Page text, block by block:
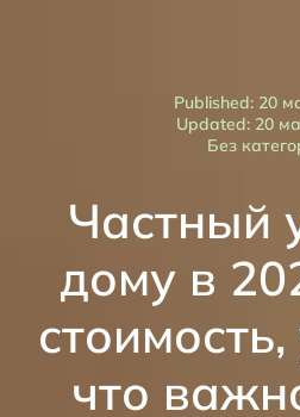
Published: 20
Updated: 20
Без
Частный
дому в
что